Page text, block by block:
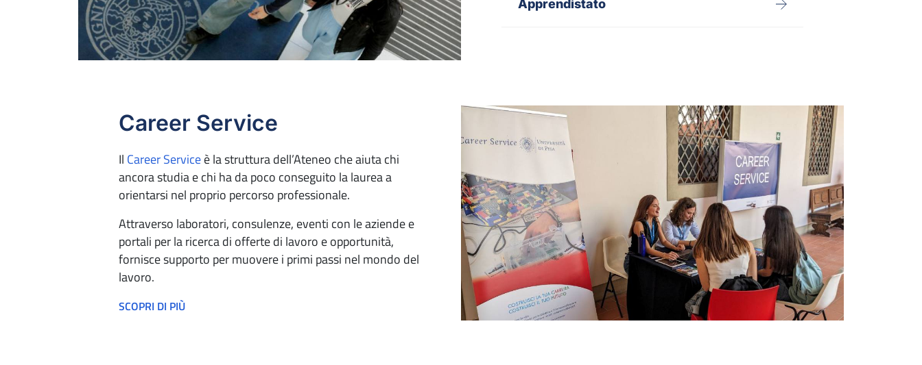
Apprendistato
Career Service
Il Career Serviceè la struttura dell’Ateneo che aiuta chi
ancora studia e chi ha da poco conseguito la laurea a
orientarsi nel proprio percorso professionale.
Attraverso laboratori, consulenze, eventi con le aziende e
portali per la ricerca di offerte di lavoro e opportunità,
fornisce supporto per muovere i primi passi nel mondo del
lavoro.
SCOPRI DI PIÙ